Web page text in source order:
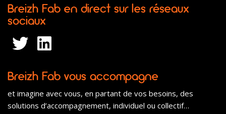
Breizh Fab vous accompagne
et imagine avec vous, en partant de vos besoins, des
solutions d’accompagnement, individuel ou collectif…
Breizh Fab en direct sur les réseaux
sociaux